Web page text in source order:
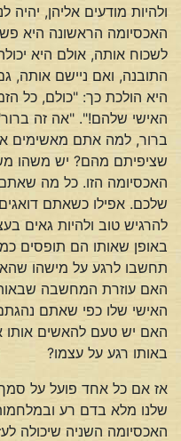
ולהיות מודעים אליהן, יהיה
האכסיומה הראשונה היא
לשכוח אותה, אולם היא
התובנה, ואם ניישם אותה,
היא הולכת כך: "כולם, כל
האישי שלהם!". "אה זה
ברור, למה אתם מאשימים
שציפיתם מהם? יש משהו
האכסיומה הזו. כל מה
שלכם. אפילו כשאתם
להרגיש טוב ולהיות גאים
באופן שאותו הם תופסים
תחשבו לרגע על מישהו
האם עוזרת המחשבה
האישי שלו כפי שאתם
האם יש טעם להאשים אותו
באותו רגע על עצמו?
אז אם כל אחד פועל על
שלנו מלא בדם רע
האכסיומה השניה שיכולה